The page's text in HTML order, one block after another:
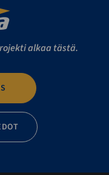
alkaa tästä.